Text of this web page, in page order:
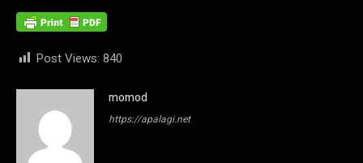
Post Views: 840
momod
https://apalagi.net